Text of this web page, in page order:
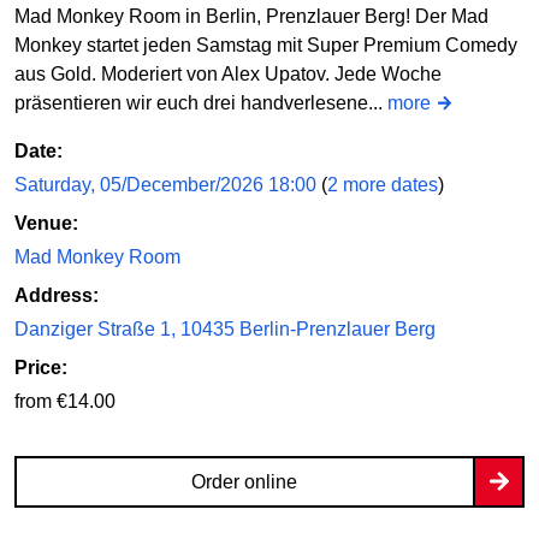
Mad Monkey Room in Berlin, Prenzlauer Berg! Der Mad
Monkey startet jeden Samstag mit Super Premium Comedy
aus Gold. Moderiert von Alex Upatov. Jede Woche
präsentieren wir euch drei handverlesene... more
Date:
Saturday, 05/December/2026 18:00 (2 more dates)
Venue:
Mad Monkey Room
Address:
Danziger Straße 1, 10435 Berlin-Prenzlauer Berg
Price:
from €14.00
Order online